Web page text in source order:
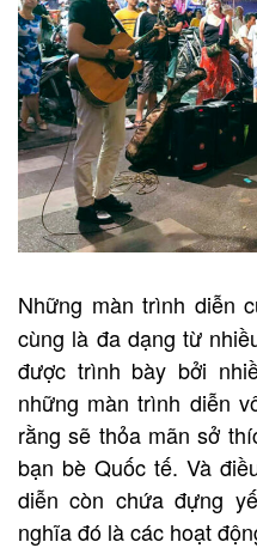
Những màn trình diễn
cùng là đa dạng từ
được trình bày bởi
những màn trình diễn
rằng sẽ thỏa mãn sở
bạn bè Quốc tế. Và
diễn còn chứa đựng
nghĩa đó là các hoạt